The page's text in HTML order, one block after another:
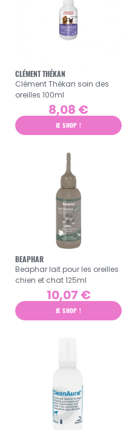
CLÉMENT THÉKAN
Clément Thékan soin des
oreilles 100ml
8,08 €
JE SHOP !
BEAPHAR
Beaphar lait pour les oreilles
chien et chat 125ml
10,07 €
JE SHOP !